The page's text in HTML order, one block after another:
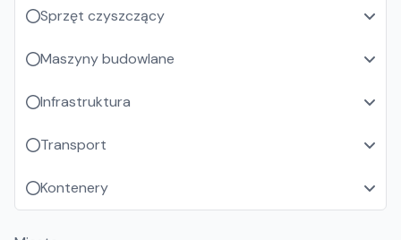
Sprzęt czyszczący
Maszyny budowlane
Infrastruktura
Transport
Kontenery